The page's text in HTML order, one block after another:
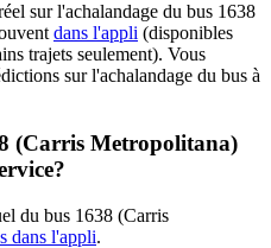
sur l'achalandage du bus 1638
dans l'appli (disponibles
trajets seulement). Vous
sur l'achalandage du bus à
(Carris Metropolitana)
du bus 1638 (Carris
dans l'appli.